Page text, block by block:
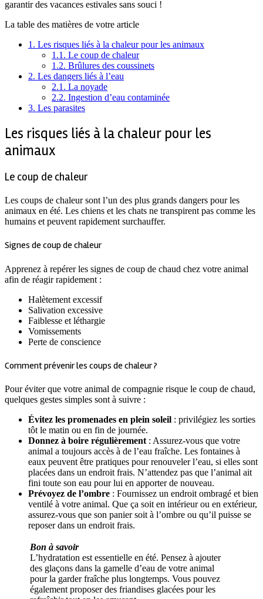
garantir des vacances estivales sans souci !
La table des matières de votre article
1. Les risques liés à la chaleur pour les animaux
1.1. Le coup de chaleur
1.2. Brûlures des coussinets
2. Les dangers liés à l’eau
2.1. La noyade
2.2. Ingestion d’eau contaminée
3. Les parasites
Les risques liés à la chaleur pour les
animaux
Le coup de chaleur
Les coups de chaleur sont l’un des plus grands dangers pour les
animaux en été. Les chiens et les chats ne transpirent pas comme les
humains et peuvent rapidement surchauffer.
Signes de coup de chaleur
Apprenez à repérer les signes de coup de chaud chez votre animal
afin de réagir rapidement :
Halètement excessif
Salivation excessive
Faiblesse et léthargie
Vomissements
Perte de conscience
Comment prévenir les coups de chaleur ?
Pour éviter que votre animal de compagnie risque le coup de chaud,
quelques gestes simples sont à suivre :
Évitez les promenades en plein soleil : privilégiez les sorties
tôt le matin ou en fin de journée.
Donnez à boire régulièrement : Assurez-vous que votre
animal a toujours accès à de l’eau fraîche. Les fontaines à
eaux peuvent être pratiques pour renouveler l’eau, si elles sont
placées dans un endroit frais. N’attendez pas que l’animal ait
fini toute son eau pour lui en apporter de nouveau.
Prévoyez de l’ombre : Fournissez un endroit ombragé et bien
ventilé à votre animal. Que ça soit en intérieur ou en extérieur,
assurez-vous que son panier soit à l’ombre ou qu’il puisse se
reposer dans un endroit frais.
Bon à savoir
L’hydratation est essentielle en été. Pensez à ajouter
des glaçons dans la gamelle d’eau de votre animal
pour la garder fraîche plus longtemps. Vous pouvez
également proposer des friandises glacées pour les